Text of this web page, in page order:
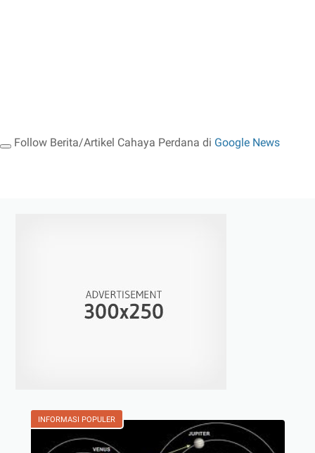
Follow Berita/Artikel Cahaya Perdana di Google News
INFORMASI POPULER